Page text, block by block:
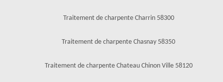
Traitement de charpente Charrin 58300
Traitement de charpente Chasnay 58350
Traitement de charpente Chateau Chinon Ville 58120